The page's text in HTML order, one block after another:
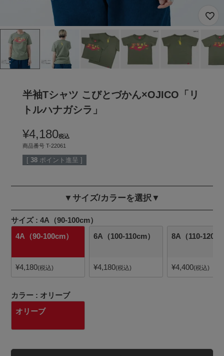
半袖Tシャツ こびとづかん×OJICO「リ
トルハナガシラ」
¥4,180税込
商品番号 T-22061
[ 38 ポイント進呈 ]
▼サイズ/カラーを選択▼
サイズ
4A（90-100cm）
4A（90-100cm）
¥4,180 税込
6A（100-110cm）
¥4,180 税込
8A（110-
¥4,400 税込
カラー
オリーブ
オリーブ